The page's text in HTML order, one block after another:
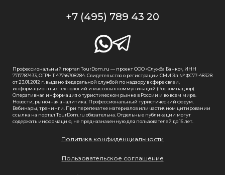
+7 (495) 789 43 20
Профессиональный портал TourDom.ru — проект ООО «Служба Банко», ИНН
7717787433, ОГРН 1147746708284. Свидетельство о регистрации СМИ Эл № ФС77-48328
от 23.01.2012 г. выдано Федеральной службой по надзору в сфере связи,
информационных технологий и массовых коммуникаций (Роскомнадзор).
Оперативная информация о туристическом рынке в России и во всем мире.
Новости, рыночная аналитика. Профессиональный туристический форум.
Вебинары, тренинги. При перепечатке материалов или частичном цитировании
ссылка на портал TourDom.ru обязательна. Отдельные публикации могут
содержать информацию, не предназначенную для пользователей до 16 лет.
Политика конфиденциальности
Пользовательское соглашение